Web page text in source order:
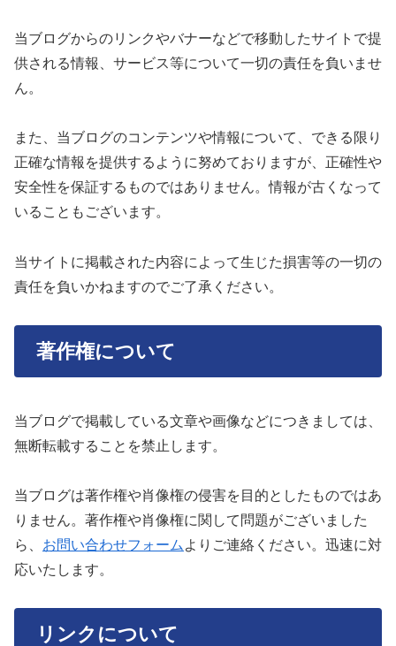
当ブログからのリンクやバナーなどで移動したサイトで提
供される情報、サービス等について一切の責任を負いませ
ん。
また、当ブログのコンテンツや情報について、できる限り
正確な情報を提供するように努めておりますが、正確性や
安全性を保証するものではありません。情報が古くなって
いることもございます。
当サイトに掲載された内容によって生じた損害等の一切の
責任を負いかねますのでご了承ください。
著作権について
当ブログで掲載している文章や画像などにつきましては、
無断転載することを禁止します。
当ブログは著作権や肖像権の侵害を目的としたものではあ
りません。著作権や肖像権に関して問題がございました
ら、 お問い合わせフォーム よりご連絡ください。迅速に対
応いたします。
リンクについて